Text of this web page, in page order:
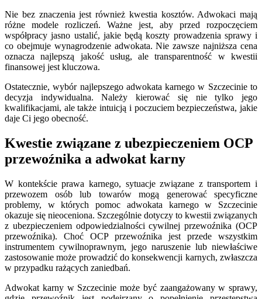
Nie bez znaczenia jest również kwestia kosztów. Adwokaci mają
różne modele rozliczeń. Ważne jest, aby przed rozpoczęciem
współpracy jasno ustalić, jakie będą koszty prowadzenia sprawy i
co obejmuje wynagrodzenie adwokata. Nie zawsze najniższa cena
oznacza najlepszą jakość usług, ale transparentność w kwestii
finansowej jest kluczowa.
Ostatecznie, wybór najlepszego adwokata karnego w Szczecinie to
decyzja indywidualna. Należy kierować się nie tylko jego
kwalifikacjami, ale także intuicją i poczuciem bezpieczeństwa, jakie
daje Ci jego obecność.
Kwestie związane z ubezpieczeniem OCP
przewoźnika a adwokat karny
W kontekście prawa karnego, sytuacje związane z transportem i
przewozem osób lub towarów mogą generować specyficzne
problemy, w których pomoc adwokata karnego w Szczecinie
okazuje się nieoceniona. Szczególnie dotyczy to kwestii związanych
z ubezpieczeniem odpowiedzialności cywilnej przewoźnika (OCP
przewoźnika). Choć OCP przewoźnika jest przede wszystkim
instrumentem cywilnoprawnym, jego naruszenie lub niewłaściwe
zastosowanie może prowadzić do konsekwencji karnych, zwłaszcza
w przypadku rażących zaniedbań.
Adwokat karny w Szczecinie może być zaangażowany w sprawy,